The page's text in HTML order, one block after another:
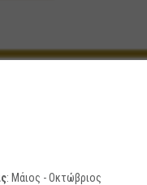
: Μάιος - Οκτώβριος